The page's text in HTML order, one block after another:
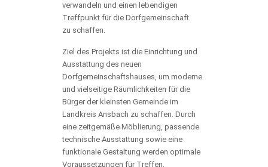
verwandeln und einen lebendigen
Treffpunkt für die Dorfgemeinschaft
zu schaffen.
Ziel des Projekts ist die Einrichtung und
Ausstattung des neuen
Dorfgemeinschaftshauses, um moderne
und vielseitige Räumlichkeiten für die
Bürger der kleinsten Gemeinde im
Landkreis Ansbach zu schaffen. Durch
eine zeitgemäße Möblierung, passende
technische Ausstattung sowie eine
funktionale Gestaltung werden optimale
Voraussetzungen für Treffen,